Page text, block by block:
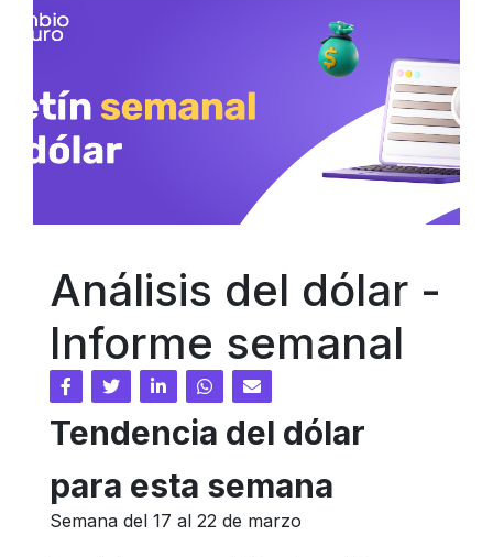
Análisis del dólar -
Informe semanal
Tendencia del dólar
para esta semana
Semana del 17 al 22 de marzo